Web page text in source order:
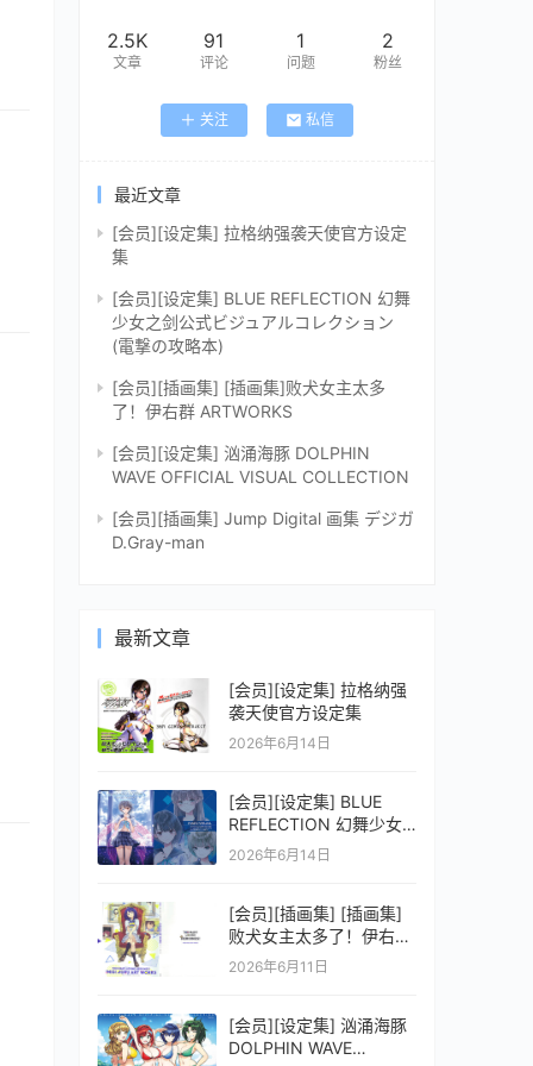
2.5K
文章
91
评论
1
问题
2
粉丝
关注 私信
最近文章
[会员][设定集] 拉格纳强袭天使官方设定
集
[会员][设定集] BLUE REFLECTION 幻舞
少女之剑公式ビジュアルコレクション
(電撃の攻略本)
[会员][插画集] [插画集]败犬女主太多
了！伊右群 ARTWORKS
[会员][设定集] 汹涌海豚 DOLPHIN
WAVE OFFICIAL VISUAL COLLECTION
[会员][插画集] Jump Digital 画集 デジガ
D.Gray-man
最新文章
[会员][设定集] 拉格纳强
袭天使官方设定集
2026年6月14日
[会员][设定集] BLUE
REFLECTION 幻舞少女
之剑公式ビジュアルコレ
2026年6月14日
[会员][插画集] [插画集]
败犬女主太多了！伊右群
ARTWORKS
2026年6月11日
[会员][设定集] 汹涌海豚
DOLPHIN WAVE